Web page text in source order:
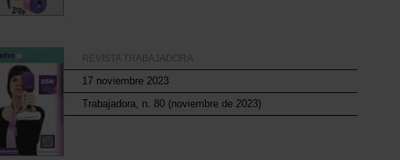
REVISTA TRABAJADORA
17 noviembre 2023
Trabajadora, n. 80 (noviembre de 2023)